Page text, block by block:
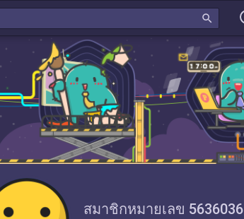
search
สมาชิกหมายเลข 5636036